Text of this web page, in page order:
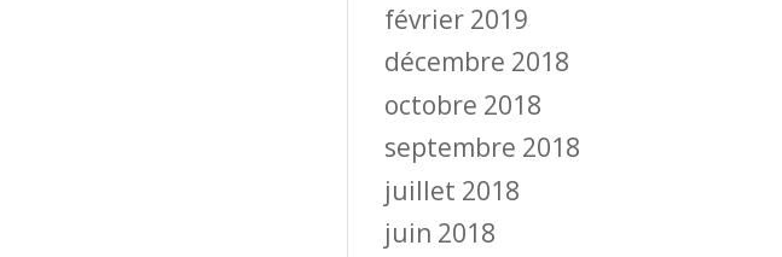
février 2019
décembre 2018
octobre 2018
septembre 2018
juillet 2018
juin 2018